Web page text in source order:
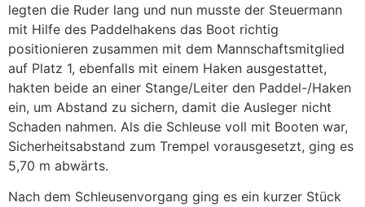
legten die Ruder lang und nun musste der Steuermann
mit Hilfe des Paddelhakens das Boot richtig
positionieren zusammen mit dem Mannschaftsmitglied
auf Platz 1, ebenfalls mit einem Haken ausgestattet,
hakten beide an einer Stange/Leiter den Paddel-/Haken
ein, um Abstand zu sichern, damit die Ausleger nicht
Schaden nahmen. Als die Schleuse voll mit Booten war,
Sicherheitsabstand zum Trempel vorausgesetzt, ging es
5,70 m abwärts.
Nach dem Schleusenvorgang ging es ein kurzer Stück